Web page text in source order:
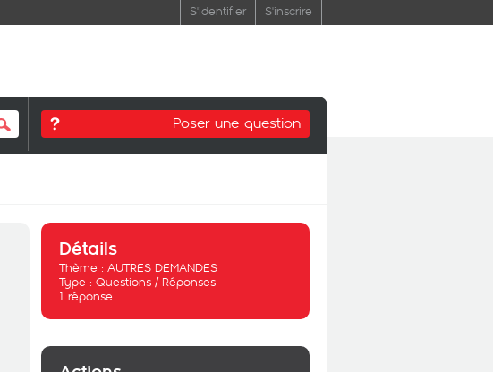
S'identifier S'inscrire
Poser une question
Détails
Thème : AUTRES DEMANDES
Type : Questions / Réponses
1 réponse